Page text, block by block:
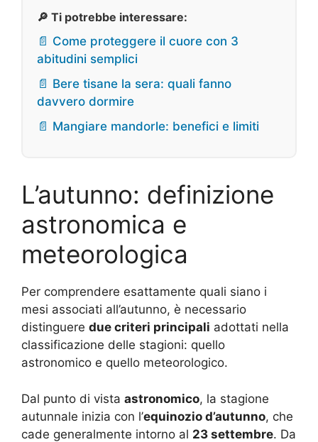
🔎 Ti potrebbe interessare:
📄 Come proteggere il cuore con 3
abitudini semplici
📄 Bere tisane la sera: quali fanno
davvero dormire
📄 Mangiare mandorle: benefici e limiti
L’autunno: definizione
astronomica e
meteorologica
Per comprendere esattamente quali siano i
mesi associati all’autunno, è necessario
distinguere due criteri principali adottati nella
classificazione delle stagioni: quello
astronomico e quello meteorologico.
Dal punto di vista astronomico, la stagione
autunnale inizia con l’equinozio d’autunno, che
cade generalmente intorno al 23 settembre. Da